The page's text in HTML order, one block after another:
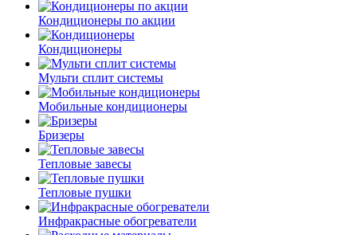
Кондиционеры по акции
Кондиционеры
Мульти сплит системы
Мобильные кондиционеры
Бризеры
Тепловые завесы
Тепловые пушки
Инфракрасные обогреватели